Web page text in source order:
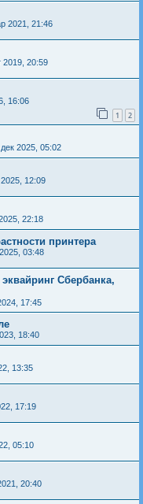
2021, 21:46
2019, 20:59
16:06
1 2
2025, 05:02
12:09
22:18
принтера
03:48
Сбербанка,
17:45
18:40
13:35
17:19
05:10
20:40